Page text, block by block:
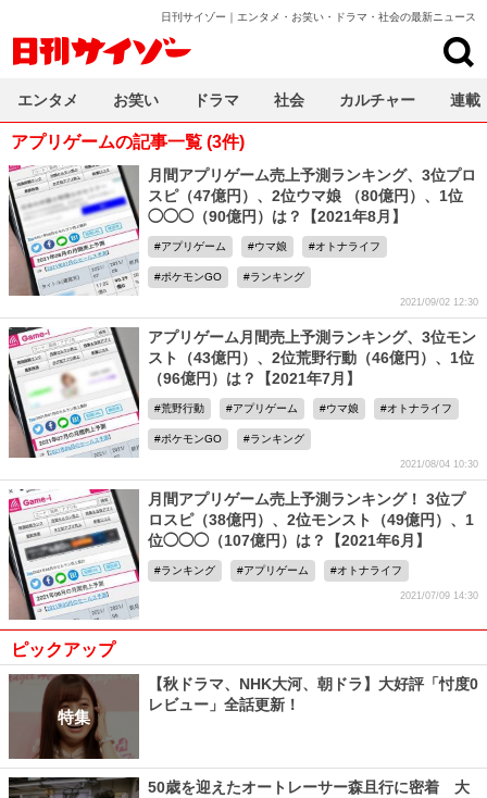
日刊サイゾー｜エンタメ・お笑い・ドラマ・社会の最新ニュース
アプリゲームの記事一覧 (3件)
月間アプリゲーム売上予測ランキング、3位プロ
スピ（47億円）、2位ウマ娘 （80億円）、1位
◯◯◯（90億円）は？【2021年8月】
アプリゲーム ウマ娘 オトナライフ
ポケモンGO ランキング
2021/09/02 12:30
アプリゲーム月間売上予測ランキング、3位モン
スト（43億円）、2位荒野行動（46億円）、1位
（96億円）は？【2021年7月】
荒野行動 アプリゲーム ウマ娘 オトナライフ
ポケモンGO ランキング
2021/08/04 10:30
月間アプリゲーム売上予測ランキング！ 3位プ
ロスピ（38億円）、2位モンスト（49億円）、1
位◯◯◯（107億円）は？【2021年6月】
ランキング アプリゲーム オトナライフ
2021/07/09 14:30
ピックアップ
特集
【秋ドラマ、NHK大河、朝ドラ】大好評「忖度0
レビュー」全話更新！
50歳を迎えたオートレーサー森且行に密着 大
エンタメ お笑い ドラマ 社会 カルチャー 連載